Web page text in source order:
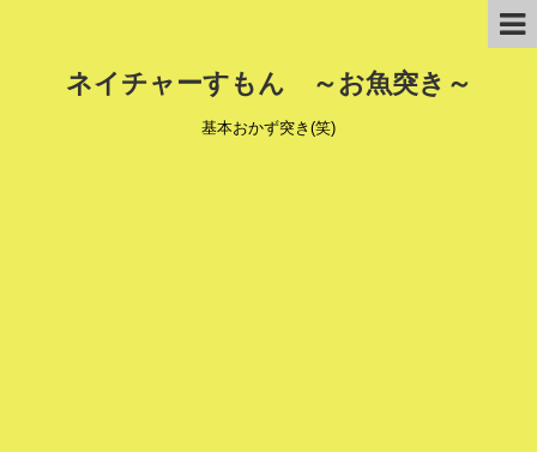
ネイチャーすもん ～お魚突き～
基本おかず突き(笑)